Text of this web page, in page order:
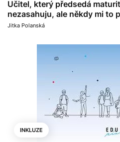
Učitel, který předsedá
nezasahuju, ale někdy mi to
Jitka Polanská
INKLUZE